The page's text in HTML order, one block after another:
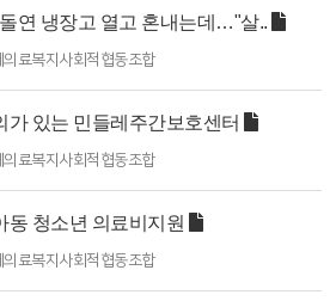
연 냉장고 열고 혼내는데…"살..
료복지사회적협동조합
가 있는 민들레주간보호센터
료복지사회적협동조합
동 청소년 의료비지원
료복지사회적협동조합